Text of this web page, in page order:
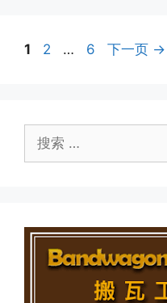
页
1
页
2 …
页
6 下一页 →
索：